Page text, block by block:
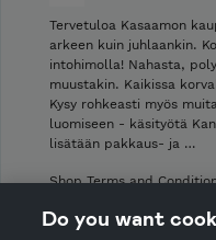
Tervetuloa Kasaamon
arkeen kuin juhlaankin.
intohimolla! Nahasta,
muustakin. Kaikissa
Kysy rohkeasti myös
luomiseen - käsityötä
lisätään pakkaus- ja …
Shop Terms and
Cancellation policy
Do you want